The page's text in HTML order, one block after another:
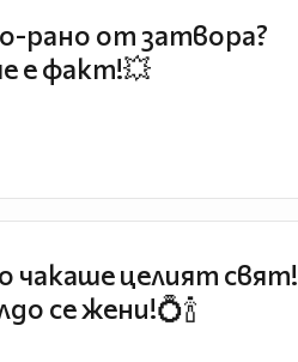
рано от затвора?
е факт!💥
чакаше целият свят!
се жени!💍🍾